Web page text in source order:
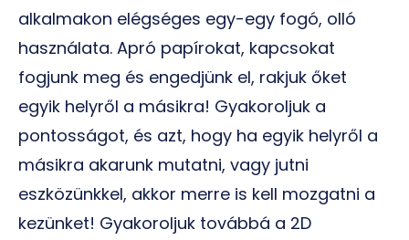
alkalmakon elégséges egy-egy fogó, olló
használata. Apró papírokat, kapcsokat
fogjunk meg és engedjünk el, rakjuk őket
egyik helyről a másikra! Gyakoroljuk a
pontosságot, és azt, hogy ha egyik helyről a
másikra akarunk mutatni, vagy jutni
eszközünkkel, akkor merre is kell mozgatni a
kezünket! Gyakoroljuk továbbá a 2D